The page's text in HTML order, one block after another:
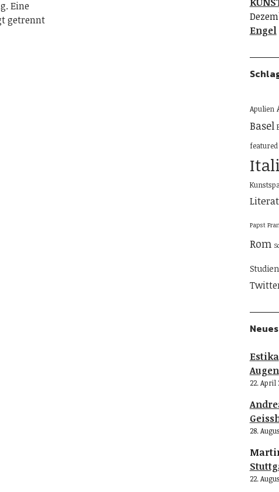
Eine
getrennt
Engel
Apulien
Basel
featured
Papst
Rom
Estika
Augen
22. April
28.
22.